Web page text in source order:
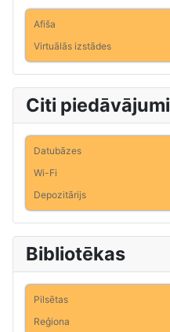
Afiša
Virtuālās izstādes
Citi piedāvājumi
Datubāzes
Wi-Fi
Depozitārijs
Bibliotēkas
Pilsētas
Reģiona